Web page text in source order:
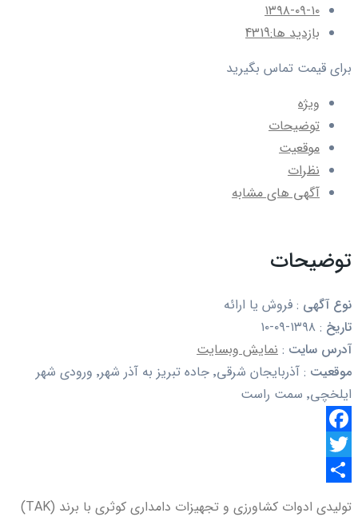
۱۳۹۸-۰۹-۱۰
بازدید ها:4319
برای قیمت تماس بگیرید
ویژه
توضیحات
موقعیت
نظرات
آگهی های مشابه
توضیحات
نوع آگهی : فروش یا ارائه
تاریخ :
آدرس سایت : نمایش وبسایت
موقعیت :
آذربایجان شرقی٬ جاده تبریز به آذر شهر٬ ورودی شهر
ایلخچی٬ سمت راست
Facebook
Twitter
تولیدی ادوات کشاورزی و تجهیزات دامداری کوثری با برند (TAK)